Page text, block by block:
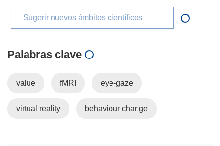
Sugerir nuevos ámbitos científicos
Palabras clave
value fMRI eye-gaze
virtual reality behaviour change